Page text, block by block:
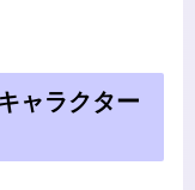
ャラクター